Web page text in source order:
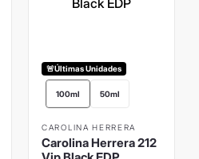
🚨Últimas Unidades
100ml 50ml
CAROLINA HERRERA
Carolina Herrera 212